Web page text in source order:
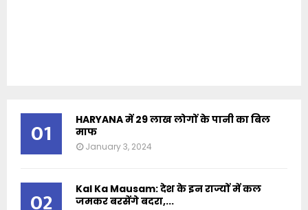
01
HARYANA में 29 लाख लोगों के पानी का बिल
माफ
January 3, 2024
Kal Ka Mausam: देश के इन राज्यों में कल
जमकर बरसेंगे बदरा,...